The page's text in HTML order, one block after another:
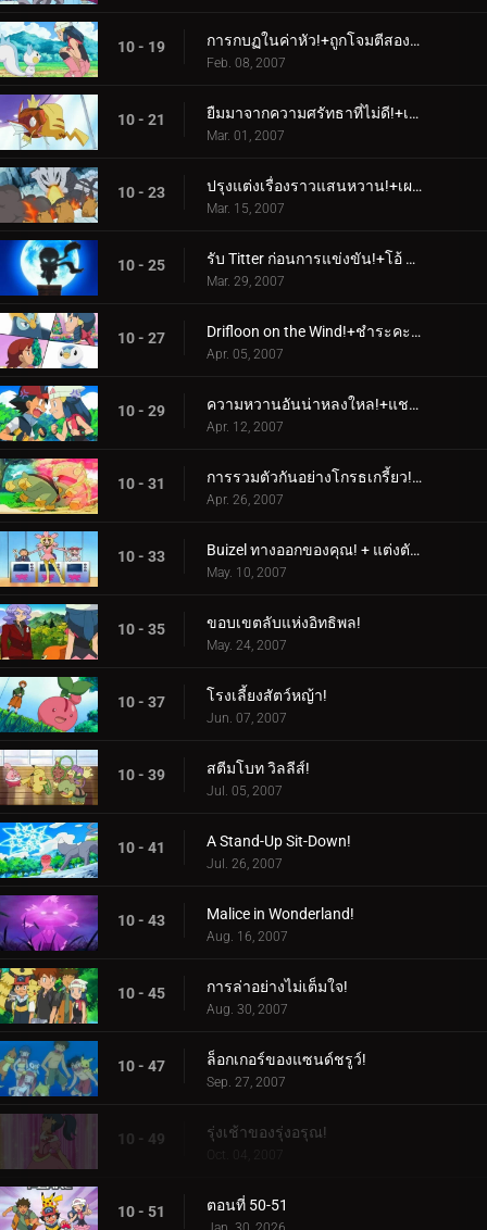
10 - 19 การกบฏในค่าหัว!+ถูกโจมตีสองครั้ง ครั้งหนึ่งเคยเขินอาย!
Feb. 08, 2007
10 - 21 ยืมมาจากความศรัทธาที่ไม่ดี!+เห็นไหมว่าเราต้องการวิวัฒนาการ!
Mar. 01, 2007
10 - 23 ปรุงแต่งเรื่องราวแสนหวาน!+เผชิญหน้ากับความมุ่งมั่นของสตีลิกซ์!
Mar. 15, 2007
10 - 25 รับ Titter ก่อนการแข่งขัน!+โอ้ คุณรู้แผน Poffin ไหม!
Mar. 29, 2007
10 - 27 Drifloon on the Wind!+ชำระคะแนนที่ไม่เก่านัก!
Apr. 05, 2007
10 - 29 ความหวานอันน่าหลงใหล!+แชมป์แฝด!
Apr. 12, 2007
10 - 31 การรวมตัวกันอย่างโกรธเกรี้ยว!+พวกหญ้านั้นเป็นมิตรกับสิ่งแวดล้อมอยู่เสมอ!
Apr. 26, 2007
10 - 33 Buizel ทางออกของคุณ! + แต่งตัวทั้งหมดด้วยที่ไหนสักแห่งที่จะไป!
May. 10, 2007
10 - 35 ขอบเขตลับแห่งอิทธิพล!
May. 24, 2007
10 - 37 โรงเลี้ยงสัตว์หญ้า!
Jun. 07, 2007
10 - 39 สตีมโบท วิลลีส์!
Jul. 05, 2007
10 - 41 A Stand-Up Sit-Down!
Jul. 26, 2007
10 - 43 Malice in Wonderland!
Aug. 16, 2007
10 - 45 การล่าอย่างไม่เต็มใจ!
Aug. 30, 2007
10 - 47 ล็อกเกอร์ของแซนด์ชรูว์!
Sep. 27, 2007
10 - 49 รุ่งเช้าของรุ่งอรุณ!
Oct. 04, 2007
10 - 51 ตอนที่ 50-51